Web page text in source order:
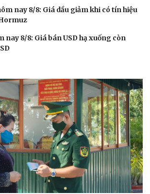
nay 8/8: Giá dầu giảm khi có tín hiệu
nay 8/8: Giá bán USD hạ xuống còn